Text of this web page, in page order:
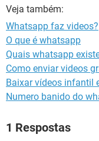
Veja também:
Whatsapp faz videos?
O que é whatsapp
Quais whatsapp
Como enviar videos
Baixar vídeos infantil
Numero banido do
1 Respostas